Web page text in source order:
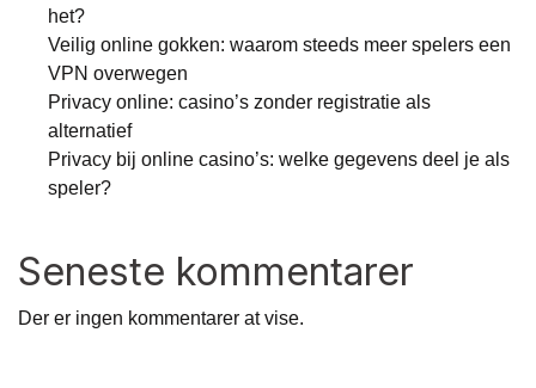
het?
Veilig online gokken: waarom steeds meer spelers een
VPN overwegen
Privacy online: casino’s zonder registratie als
alternatief
Privacy bij online casino’s: welke gegevens deel je als
speler?
Seneste kommentarer
Der er ingen kommentarer at vise.